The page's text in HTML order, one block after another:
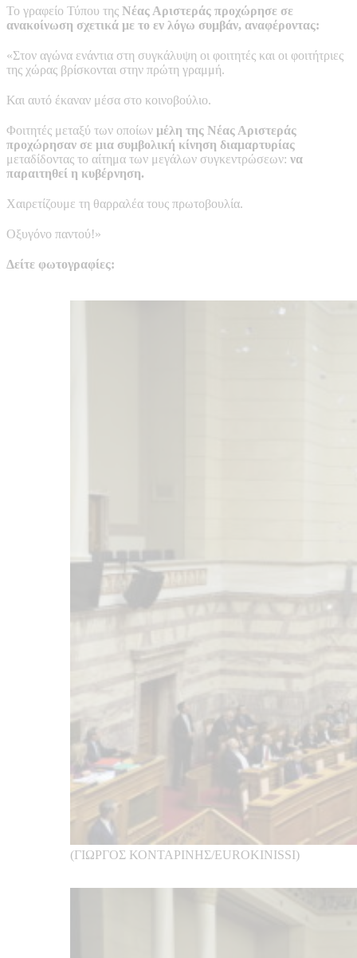
Το γραφείο Τύπου της Νέας Αριστεράς προχώρησε σε
ανακοίνωση σχετικά με το εν λόγω συμβάν, αναφέροντας:
«Στον αγώνα ενάντια στη συγκάλυψη οι φοιτητές και οι φοιτήτριες
της χώρας βρίσκονται στην πρώτη γραμμή.
Και αυτό έκαναν μέσα στο κοινοβούλιο.
Φοιτητές μεταξύ των οποίων μέλη της Νέας Αριστεράς
προχώρησαν σε μια συμβολική κίνηση διαμαρτυρίας
μεταδίδοντας το αίτημα των μεγάλων συγκεντρώσεων: να
παραιτηθεί η κυβέρνηση.
Χαιρετίζουμε τη θαρραλέα τους πρωτοβουλία.
Οξυγόνο παντού!»
Δείτε φωτογραφίες:
(ΓΙΩΡΓΟΣ ΚΟΝΤΑΡΙΝΗΣ/EUROKINISSI)